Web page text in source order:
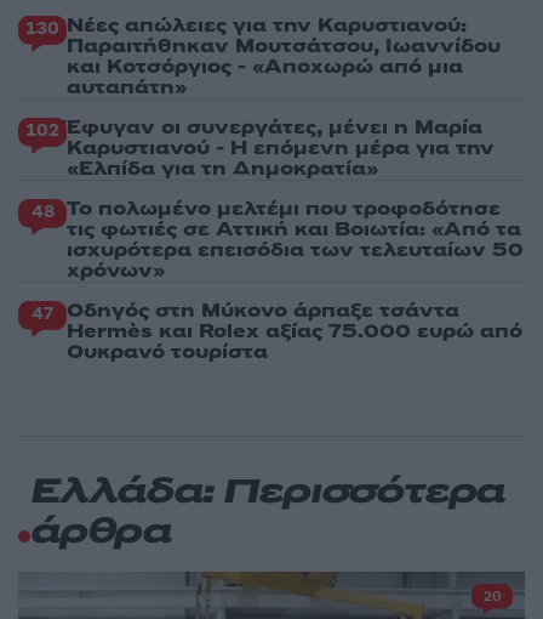
130 Νέες απώλειες για την Καρυστιανού:
Παραιτήθηκαν Μουτσάτσου, Ιωαννίδου
και Κοτσόργιος - «Αποχωρώ από μια
αυταπάτη»
102 Έφυγαν οι συνεργάτες, μένει η Μαρία
Καρυστιανού - Η επόμενη μέρα για την
«Ελπίδα για τη Δημοκρατία»
48 Το πολωμένο μελτέμι που τροφοδότησε
τις φωτιές σε Αττική και Βοιωτία: «Από τα
ισχυρότερα επεισόδια των τελευταίων 50
χρόνων»
47 Οδηγός στη Μύκονο άρπαξε τσάντα
Hermès και Rolex αξίας 75.000 ευρώ από
Ουκρανό τουρίστα
Ελλάδα: Περισσότερα
άρθρα
20